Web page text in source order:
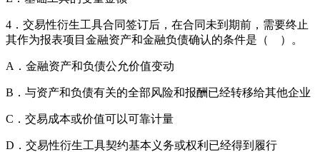
4．交易性衍生工具合同签订后，在合同未到期前，需要终止
其作为报表项目金融资产和金融负债确认的条件是（ ）。
A．金融资产和负债公允价值变动
B．与资产和负债有关的全部风险和报酬已经转移给其他企业
C．交易成本或价值可以可靠计量
D．交易性衍生工具契约基本义务或权利已经得到履行